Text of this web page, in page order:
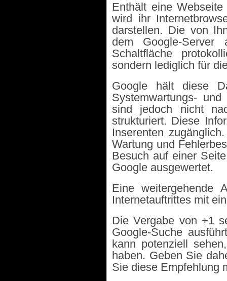
Enthält eine Webseite
wird ihr
darstellen. Die von
dem Google-Server
Schaltfläche
sondern lediglich für
Google hält diese
Systemwartungs-
sind jedoch nicht
strukturiert. Diese
Inserenten
Wartung und
Besuch auf einer
Google ausgewertet.
Eine weitergehende
Internetauftrittes mit
Die Vergabe von +1
Google-Suche
kann potenziell
haben. Geben Sie
Sie diese Empfehlung